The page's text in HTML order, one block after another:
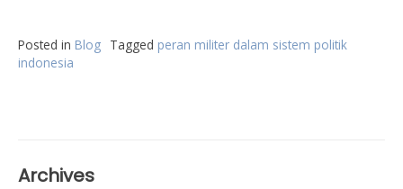
Posted in Blog Tagged peran militer dalam sistem politik
indonesia
Archives